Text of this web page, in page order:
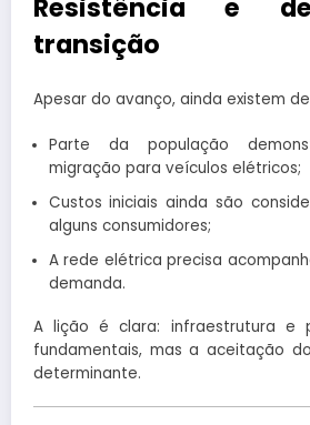
Resistência e
transição
Apesar do avanço, ainda existem
Parte da população
migração para veículos elétricos;
Custos iniciais ainda são
alguns consumidores;
A rede elétrica precisa
demanda.
A lição é clara: infraestrutura e
fundamentais, mas a aceitação
determinante.